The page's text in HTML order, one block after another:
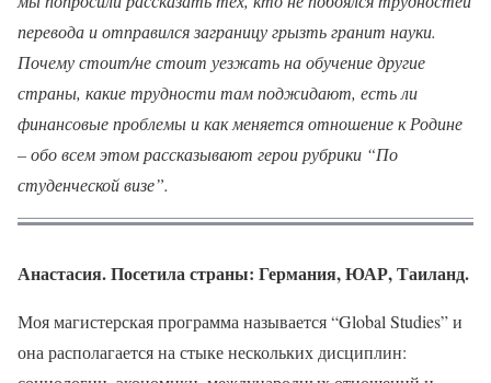
перевода и отправился заграницу грызть гранит науки.
Почему стоит/не стоит уезжать на обучение другие
страны, какие трудности там поджидают, есть ли
финансовые проблемы и как меняется отношение к Родине
– обо всем этом рассказывают герои рубрики “По
студенческой визе”.
Анастасия. Посетила страны: Германия, ЮАР, Таиланд.
Моя магистерская программа называется “Global Studies” и
она располагается на стыке нескольких дисциплин: